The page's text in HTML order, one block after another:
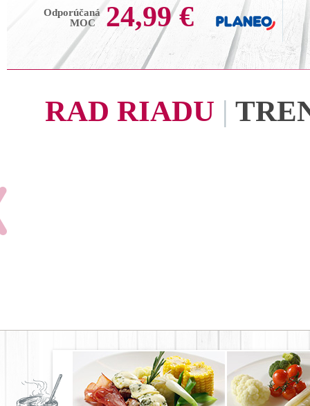
Odporúčaná
MOC
24,99 €
RAD RIADU |